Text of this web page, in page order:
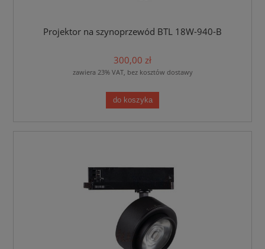
Projektor na szynoprzewód BTL 18W-940-B
300,00 zł
zawiera 23% VAT, bez kosztów dostawy
do koszyka